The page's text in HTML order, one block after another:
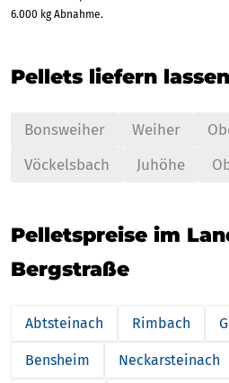
6.000 kg Abnahme.
Pellets liefern
Bonsweiher Weiher
Vöckelsbach
Juhöhe
Pelletspreise im
Bergstraße
Abtsteinach Rimbach
Bensheim Neckarsteinach